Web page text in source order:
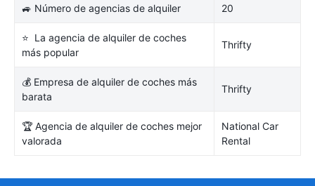
🚙 Número de agencias de alquiler 20
⭐ La agencia de alquiler de coches
más popular
Thrifty
💰 Empresa de alquiler de coches más
barata
Thrifty
🏆 Agencia de alquiler de coches mejor
valorada
National Car
Rental